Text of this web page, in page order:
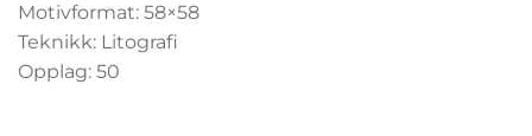
Motivformat: 58×58
Teknikk: Litografi
Opplag: 50